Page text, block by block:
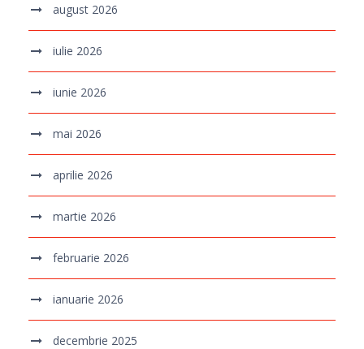
august 2026
iulie 2026
iunie 2026
mai 2026
aprilie 2026
martie 2026
februarie 2026
ianuarie 2026
decembrie 2025